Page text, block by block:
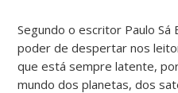
Segundo o escritor Paulo Sá
poder de despertar nos
que está sempre latente,
mundo dos planetas, dos